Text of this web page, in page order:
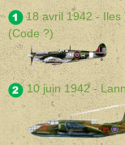
18 avril 1942 - Iles
(Code ?)
10 juin 1942 -